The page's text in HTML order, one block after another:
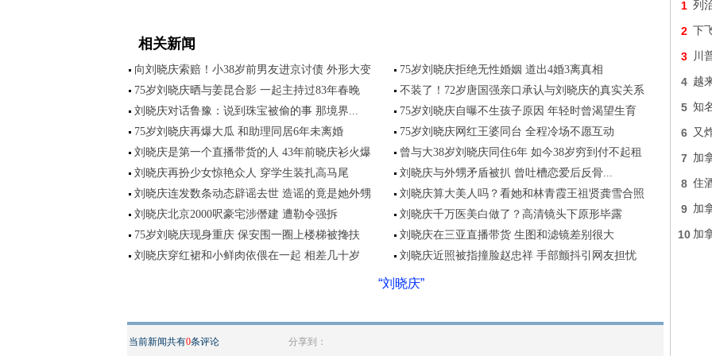
相关新闻
向刘晓庆索赔！小38岁前男友进京讨债 外形大变
75岁刘晓庆拒绝无性婚姻 道出4婚3离真相
75岁刘晓庆晒与姜昆合影 一起主持过83年春晚
不装了！72岁唐国强亲口承认与刘晓庆的真实关系
刘晓庆对话鲁豫：说到珠宝被偷的事 那境界...
75岁刘晓庆自曝不生孩子原因 年轻时曾渴望生育
75岁刘晓庆再爆大瓜 和助理同居6年未离婚
75岁刘晓庆网红王婆同台 全程冷场不愿互动
刘晓庆是第一个直播带货的人 43年前晓庆衫火爆
曾与大38岁刘晓庆同住6年 如今38岁穷到付不起租
刘晓庆再扮少女惊艳众人 穿学生装扎高马尾
刘晓庆与外甥矛盾被扒 曾吐槽恋爱后反骨...
刘晓庆连发数条动态辟谣去世 造谣的竟是她外甥
刘晓庆算大美人吗？看她和林青霞王祖贤龚雪合照
刘晓庆北京2000呎豪宅涉僭建 遭勒令强拆
刘晓庆千万医美白做了？高清镜头下原形毕露
75岁刘晓庆现身重庆 保安围一圈上楼梯被搀扶
刘晓庆在三亚直播带货 生图和滤镜差别很大
刘晓庆穿红裙和小鲜肉依偎在一起 相差几十岁
刘晓庆近照被指撞脸赵忠祥 手部颤抖引网友担忧
“刘晓庆”
当前新闻共有0条评论 分享到：
1 列
2 下
3 川
4 越
5 知
6 又
7 加
8 住
9 加
10 加